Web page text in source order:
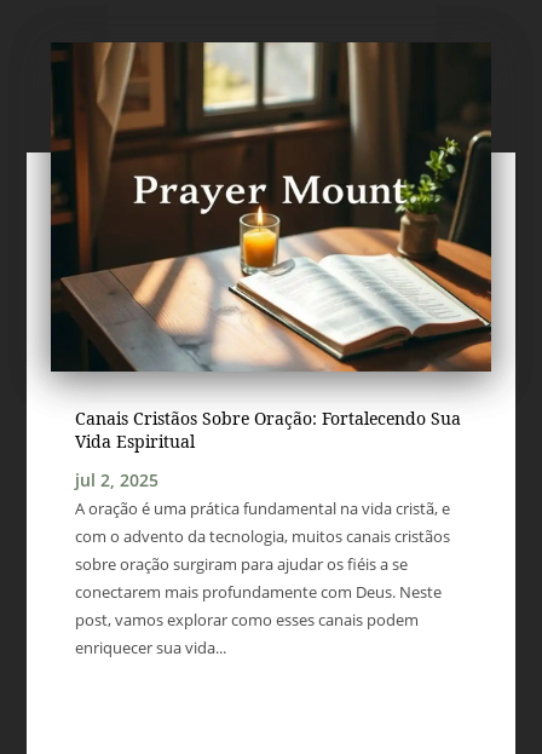
Canais Cristãos Sobre Oração: Fortalecendo Sua
Vida Espiritual
jul 2, 2025
A oração é uma prática fundamental na vida cristã, e
com o advento da tecnologia, muitos canais cristãos
sobre oração surgiram para ajudar os fiéis a se
conectarem mais profundamente com Deus. Neste
post, vamos explorar como esses canais podem
enriquecer sua vida...